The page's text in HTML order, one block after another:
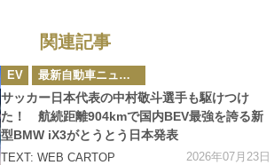
関連記事
カ
テ
ゴ
リ
ー
EV 最新自動車ニュース
サッカー日本代表の中村敬斗選手も駆けつけ
た！ 航続距離904kmで国内BEV最強を誇る新
型BMW iX3がとうとう日本発表
TEXT: WEB CARTOP 2026年07月23日